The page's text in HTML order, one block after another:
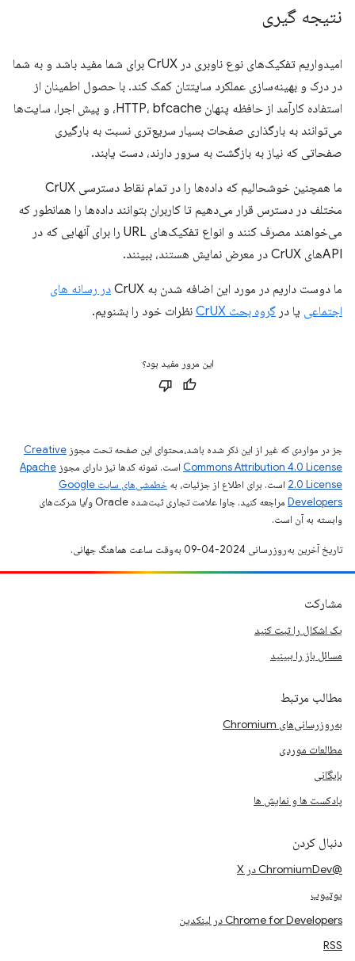
نتیجه گیری
امیدواریم تفکیک‌های نوع ناوبری در CrUX برای شما مفید باشد و به شما
در درک و بهینه‌سازی عملکرد سایتتان کمک کند. با حصول اطمینان از
استفاده کارآمد از حافظه پنهان HTTP، bfcache، و پیش اجرا، سایت‌ها
می‌توانند به بارگذاری صفحات بسیار سریع‌تری نسبت به بارگیری
صفحاتی که نیاز به بازگشت به سرور دارند، دست یابند.
ما همچنین خوشحالیم که داده‌ها را در تمام نقاط دسترسی CrUX
مختلف در دسترس قرار می‌دهیم تا کاربران بتوانند داده‌ها را همانطور که
می‌خواهند مصرف کنند و انواع تفکیک‌های URL را برای آنهایی که در
APIهای CrUX در معرض نمایش هستند، ببینند.
ما دوست داریم در مورد این اضافه شدن به CrUX
در رسانه های
اجتماعی یا در گروه بحث CrUX نظرات خود را بشنویم.
این مرور مفید بود؟
جز در مواردی که غیر از این ذکر شده باشد،‌محتوای این صفحه تحت مجوز Creative
Commons Attribution 4.0 License است. نمونه کدها نیز دارای مجوز Apache
2.0 License است. برای اطلاع از جزئیات، به
خطمشی‌های سایت Google
Developers‏
مراجعه کنید. جاوا علامت تجاری ثبت‌شده Oracle و/یا شرکت‌های
وابسته به آن است.
تاریخ آخرین به‌روزرسانی 2024-04-09 به‌وقت ساعت هماهنگ جهانی.
مشارکت
یک اشکال را ثبت کنید
مسائل باز را ببینید
مطالب مرتبط
به‌روزرسانی‌های Chromium
مطالعات موردی
بایگانی
پادکست ها و نمایش ها
دنبال کردن
@ChromiumDev در X
یوتیوب
Chrome for Developers در لینکدین
RSS